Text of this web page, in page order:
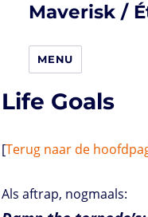
Maverisk /
MENU
Life Goals
[Terug naar de
Als aftrap, nogmaals: